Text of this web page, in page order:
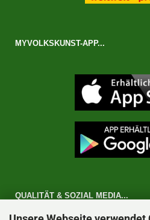
MYVOLKSKUNST-APP...
QUALITÄT & SOZIAL MEDIA...